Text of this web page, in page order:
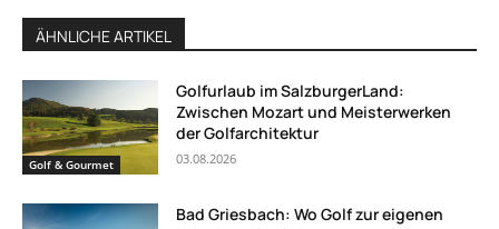
ÄHNLICHE ARTIKEL
Golf & Gourmet
Golfurlaub im SalzburgerLand:
Zwischen Mozart und Meisterwerken
der Golfarchitektur
03.08.2026
Bad Griesbach: Wo Golf zur eigenen